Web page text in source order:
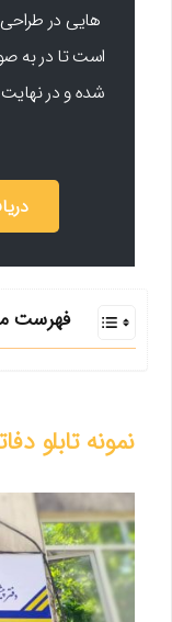
هایی در
است تا در به
شده و در نهایت
فهرست
نمونه تابلو